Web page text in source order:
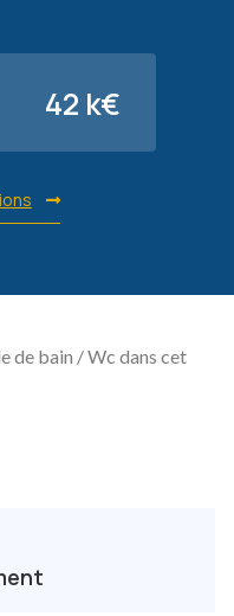
42 k€
de bain / Wc dans cet